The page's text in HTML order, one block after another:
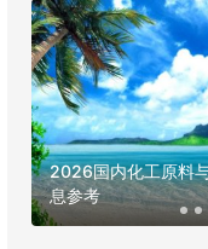
2026国内化工原料
息参考